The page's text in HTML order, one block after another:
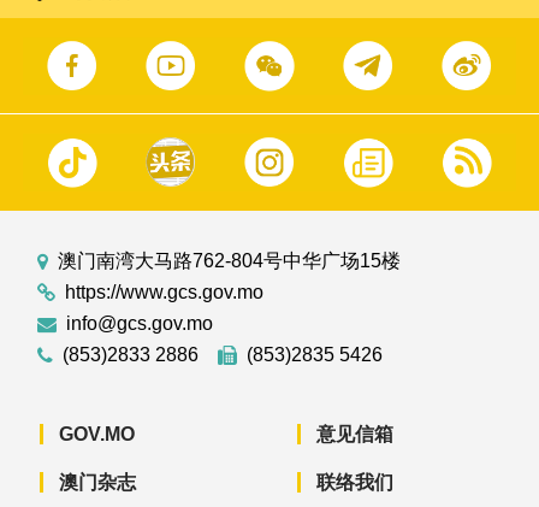
澳门南湾大马路762-804号中华广场15楼
https://www.gcs.gov.mo
info@gcs.gov.mo
(853)2833 2886
(853)2835 5426
GOV.MO
澳门杂志
意见信箱
联络我们